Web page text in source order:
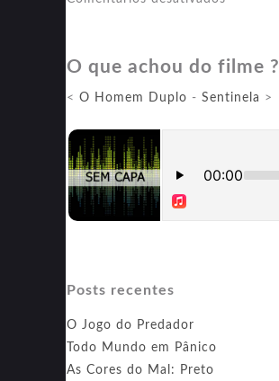
Alto
O que achou do filme ?
< O Homem Duplo - Sentinela >
Posts recentes
O Jogo do Predador
Todo Mundo em Pânico
As Cores do Mal: Preto